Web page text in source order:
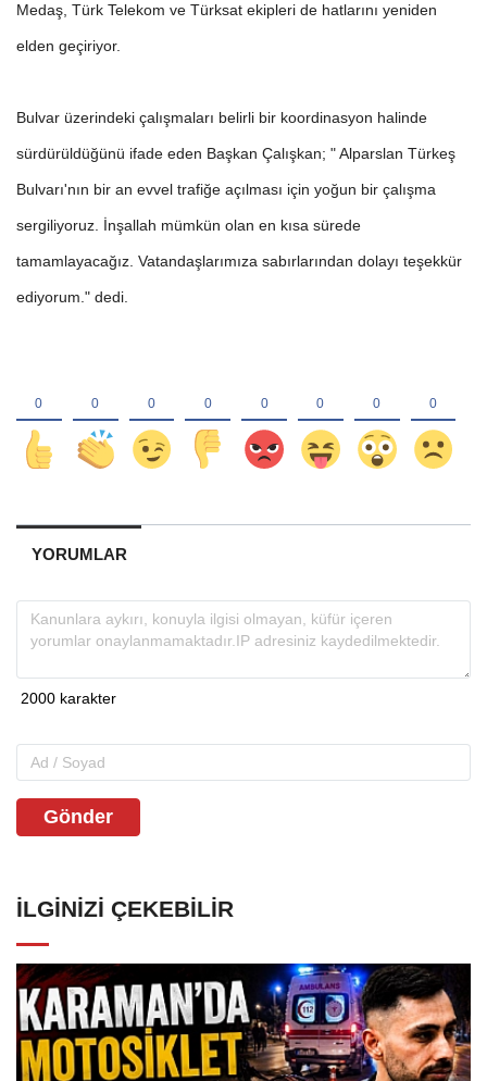
Medaş, Türk Telekom ve Türksat ekipleri de hatlarını yeniden
elden geçiriyor.
Bulvar üzerindeki çalışmaları belirli bir koordinasyon halinde
sürdürüldüğünü ifade eden Başkan Çalışkan; " Alparslan Türkeş
Bulvarı'nın bir an evvel trafiğe açılması için yoğun bir çalışma
sergiliyoruz. İnşallah mümkün olan en kısa sürede
tamamlayacağız. Vatandaşlarımıza sabırlarından dolayı teşekkür
ediyorum." dedi.
YORUMLAR
Gönder
İLGINIZI ÇEKEBILIR